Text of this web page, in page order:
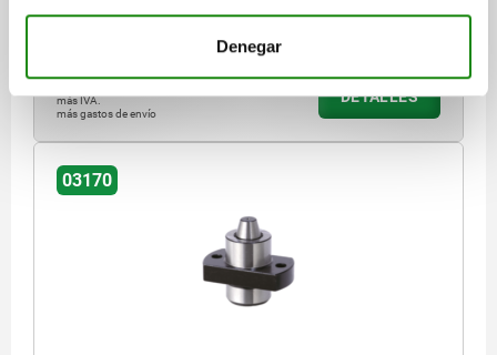
Denegar
$3,611.71
más IVA.
más gastos de envío
DETALLES
03170